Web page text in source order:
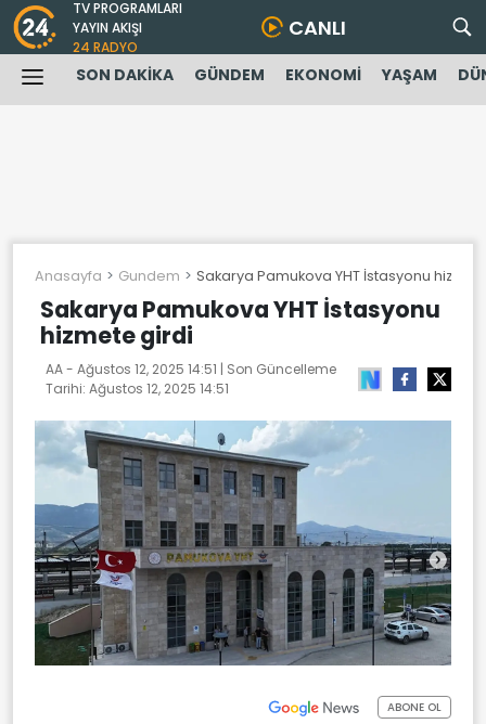
TV PROGRAMLARI
YAYIN AKIŞI
24 RADYO
CANLI
SON DAKİKA GÜNDEM EKONOMİ YAŞAM
Anasayfa Gundem Sakarya Pamukova YHT İstasyonu
Sakarya Pamukova YHT İstasyonu
hizmete girdi
AA - Ağustos 12, 2025 14:51 | Son Güncelleme
Tarihi: Ağustos 12, 2025 14:51
ABONE OL